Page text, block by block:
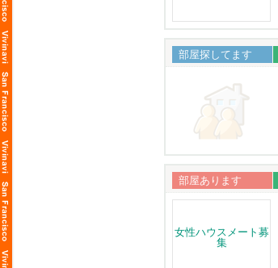
部屋探してます
部屋あります